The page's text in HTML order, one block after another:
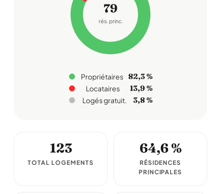
79
rés. princ.
Propriétaires 82,3 %
Locataires 13,9 %
Logés gratuit. 3,8 %
123
TOTAL LOGEMENTS
64,6 %
RÉSIDENCES
PRINCIPALES